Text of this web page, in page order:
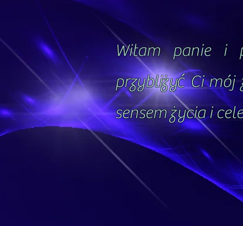
Witam panie i
przybliżyć Ci mój
sensem życia i